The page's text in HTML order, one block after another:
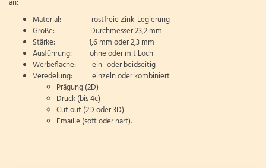
an:
Material: rostfreie Zink-Legierung
Größe: Durchmesser 23,2 mm
Stärke: 1,6 mm oder 2,3 mm
Ausführung: ohne oder mit Loch
Werbefläche: ein- oder beidseitig
Veredelung: einzeln oder kombiniert
Prägung (2D)
Druck (bis 4c)
Cut out (2D oder 3D)
Emaille (soft oder hart).